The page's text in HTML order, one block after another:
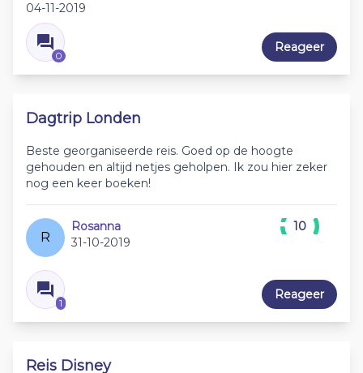
04-11-2019
0
Reageer
Dagtrip Londen
Beste georganiseerde reis. Goed op de hoogte
gehouden en altijd netjes geholpen. Ik zou hier zeker
nog een keer boeken!
R
Rosanna
31-10-2019
1
10
Reageer
Reis Disney